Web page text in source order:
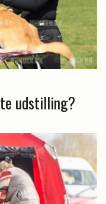
udstilling?